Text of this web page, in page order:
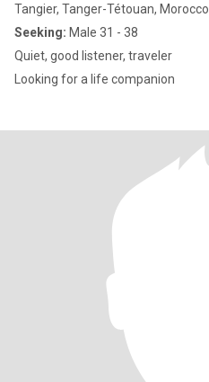
Tangier, Tanger-Tétouan, Morocco
Seeking: Male 31 - 38
Quiet, good listener, traveler
Looking for a life companion